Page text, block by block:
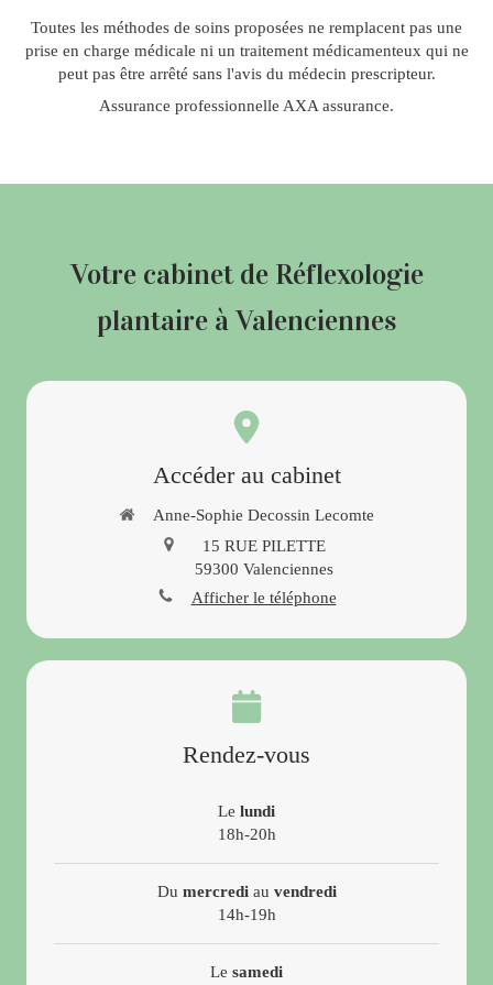
Toutes les méthodes de soins proposées ne remplacent pas une
prise en charge médicale ni un traitement médicamenteux qui ne
peut pas être arrêté sans l'avis du médecin prescripteur.
Assurance professionnelle AXA assurance.
Votre cabinet de Réflexologie
plantaire à Valenciennes
Accéder au cabinet
Anne-Sophie Decossin Lecomte
15 RUE PILETTE
59300 Valenciennes
Afficher le téléphone
Rendez-vous
Le lundi
18h-20h
Du mercrediau vendredi
14h-19h
Le samedi